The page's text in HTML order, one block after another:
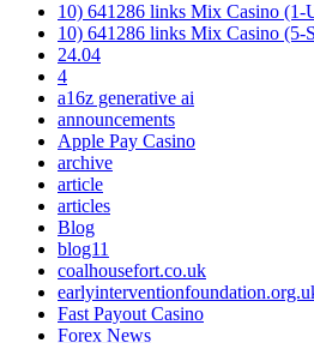
10) 641286 links Mix Casino
10) 641286 links Mix Casino (5-
24.04
4
a16z generative ai
announcements
Apple Pay Casino
archive
article
articles
Blog
blog11
coalhousefort.co.uk
Fast Payout Casino
Forex News